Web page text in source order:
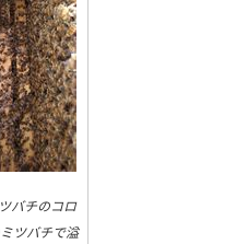
バチのコロ
ツバチで溢